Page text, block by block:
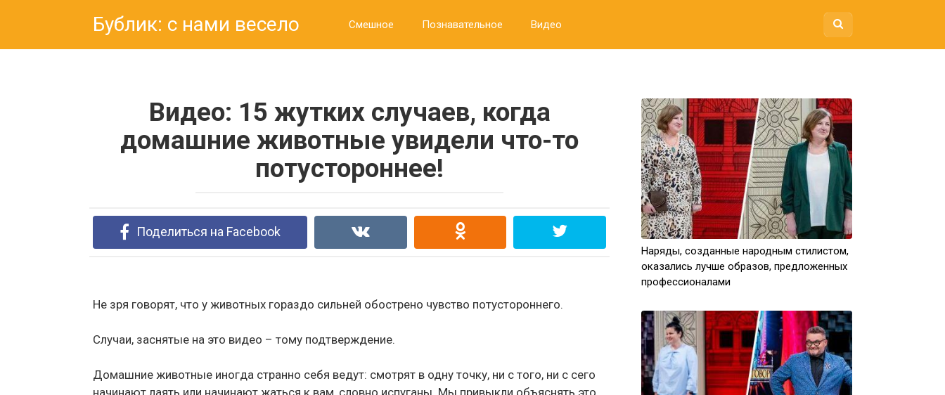
Бублик: с нами весело Смешное Познавательное Видео
Видео: 15 жутких случаев, когда
домашние животные увидели что-то
потустороннее!
Поделиться на Facebook
Не зря говорят, что у животных гораздо сильней обострено чувство потустороннего.
Случаи, заснятые на это видео – тому подтверждение.
Домашние животные иногда странно себя ведут: смотрят в одну точку, ни с того, ни с сего
начинают лаять или начинают жаться к вам, словно испуганы. Мы привыкли объяснять это
Наряды, созданные народным стилистом,
оказались лучше образов, предложенных
профессионалами